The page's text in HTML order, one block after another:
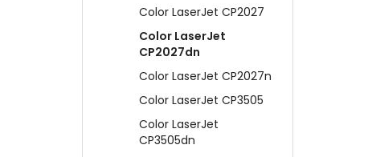
Color LaserJet CP2027
Color LaserJet
CP2027dn
Color LaserJet CP2027n
Color LaserJet CP3505
Color LaserJet
CP3505dn